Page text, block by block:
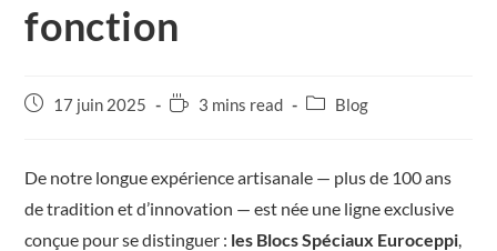
fonction
17 juin 2025 3 mins read Blog
De notre longue expérience artisanale — plus de 100 ans
de tradition et d’innovation — est née une ligne exclusive
conçue pour se distinguer : les Blocs Spéciaux Euroceppi,